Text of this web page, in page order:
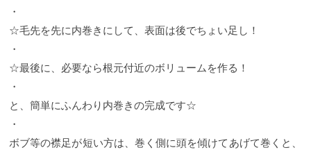
・
☆毛先を先に内巻きにして、表面は後でちょい足し！
・
☆最後に、必要なら根元付近のボリュームを作る！
・
と、簡単にふんわり内巻きの完成です☆
・
ボブ等の襟足が短い方は、巻く側に頭を傾けてあげて巻くと、